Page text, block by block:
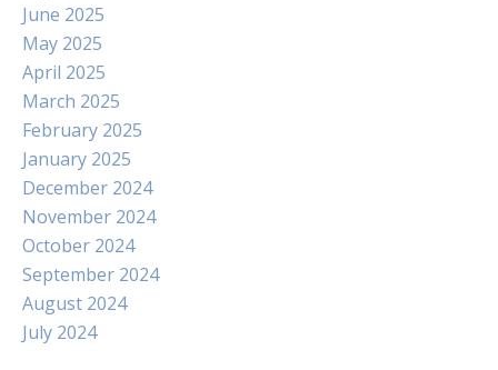
June 2025
May 2025
April 2025
March 2025
February 2025
January 2025
December 2024
November 2024
October 2024
September 2024
August 2024
July 2024